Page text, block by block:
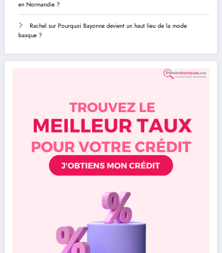
en Normandie ?
Rachel sur Pourquoi Bayonne devient un haut lieu de la mode
basque ?